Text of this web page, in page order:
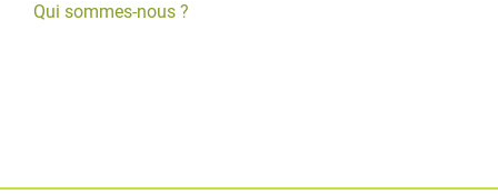
Qui sommes-nous ?